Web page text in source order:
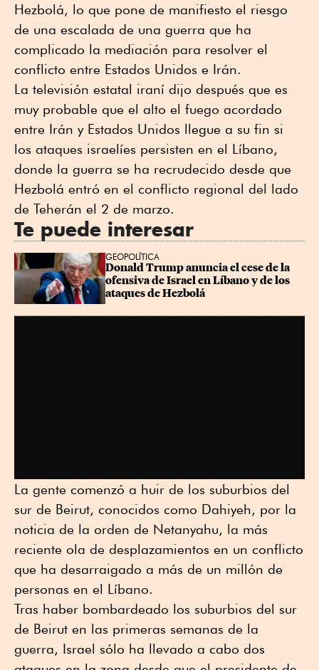
Hezbolá, lo que pone de manifiesto el riesgo
de una escalada de una guerra que ha
complicado la mediación para resolver el
conflicto entre Estados Unidos e Irán.
La televisión estatal iraní dijo después que es
muy probable que el alto el fuego acordado
⁠entre Irán y Estados Unidos llegue a su fin ⁠si
los ataques israelíes persisten en el Líbano,
donde la guerra se ha recrudecido desde que
Hezbolá entró en el conflicto regional del lado
de Teherán el 2 de marzo.
Te puede interesar
GEOPOLÍTICA
Donald Trump anuncia el cese de la
ofensiva de Israel en Líbano y de los
ataques de Hezbolá
La gente comenzó a huir de los suburbios del
sur de Beirut, conocidos como Dahiyeh, por la
noticia de la orden de Netanyahu, la más
reciente ola de desplazamientos en un conflicto
que ha desarraigado a más de un millón de
personas en el Líbano.
Tras haber bombardeado los suburbios del sur
de Beirut en las primeras semanas de la
guerra, Israel sólo ha llevado a cabo dos